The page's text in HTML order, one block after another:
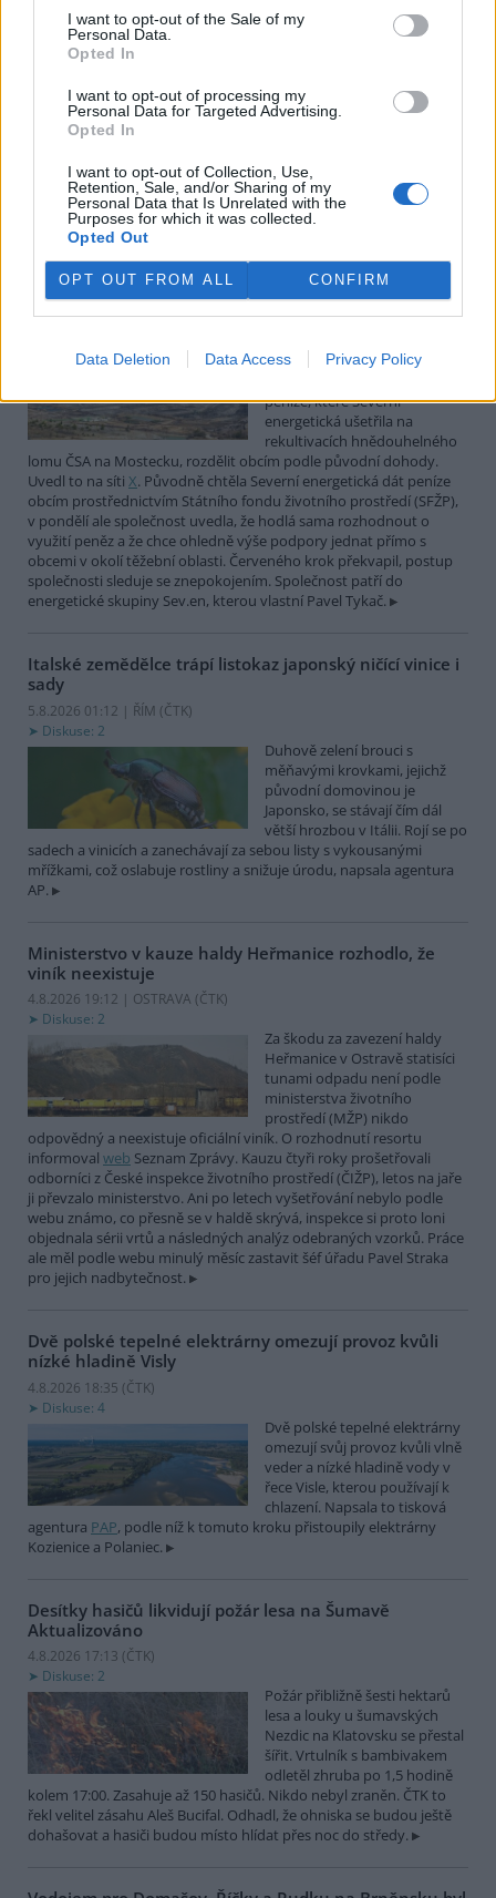
I want to opt-out of the Sale of my
Personal Data.
Opted In
I want to opt-out of processing my
Personal Data for Targeted Advertising.
Opted In
I want to opt-out of Collection, Use,
Retention, Sale, and/or Sharing of my
Personal Data that Is Unrelated with the
Purposes for which it was collected.
Opted Out
OPT OUT FROM ALL CONFIRM
Data Deletion Data Access Privacy Policy
5.8.2026 10:26 | PARDUBICE (ČTK)
Diskuse: 1
průtoků a suchého počasí
vyschl. Městský obvod VI chce
Povodí Labe. Organizace ale požadavek odmítla s tím, že údržbu
dělala už v červnu a další zásah v tuto chvíli neplánuje, zjistila ČTK.
Červený chce peníze ušetřené za rekultivaci rozdělit
obcím podle původní dohody
5.8.2026 01:29 (ČTK)
Ministr životního prostředí
peníze, které Severní
energetická ušetřila na
rekultivacích hnědouhelného
lomu ČSA na Mostecku, rozdělit obcím podle původní dohody.
Uvedl to na síti X. Původně chtěla Severní energetická dát peníze
obcím prostřednictvím Státního fondu životního prostředí (SFŽP),
v pondělí ale společnost uvedla, že hodlá sama rozhodnout o
využití peněz a že chce ohledně výše podpory jednat přímo s
obcemi v okolí těžební oblasti. Červeného krok překvapil, postup
společnosti sleduje se znepokojením. Společnost patří do
energetické skupiny Sev.en, kterou vlastní Pavel Tykač.
Italské zemědělce trápí listokaz japonský ničící vinice i
sady
5.8.2026 01:12 | ŘÍM (ČTK)
Diskuse: 2
Duhově zelení brouci s
měňavými krovkami, jejichž
původní domovinou je
Japonsko, se stávají čím dál
větší hrozbou v Itálii. Rojí se po
sadech a vinicích a zanechávají za sebou listy s vykousanými
mřížkami, což oslabuje rostliny a snižuje úrodu, napsala agentura
AP.
Ministerstvo v kauze haldy Heřmanice rozhodlo, že
viník neexistuje
4.8.2026 19:12 | OSTRAVA (ČTK)
Diskuse: 2
Za škodu za zavezení haldy
Heřmanice v Ostravě statisíci
tunami odpadu není podle
ministerstva životního
prostředí (MŽP) nikdo
odpovědný a neexistuje oficiální viník. O rozhodnutí resortu
informoval web Seznam Zprávy. Kauzu čtyři roky prošetřovali
odborníci z České inspekce životního prostředí (ČIŽP), letos na jaře
ji převzalo ministerstvo. Ani po letech vyšetřování nebylo podle
webu známo, co přesně se v haldě skrývá, inspekce si proto loni
objednala sérii vrtů a následných analýz odebraných vzorků. Práce
ale měl podle webu minulý měsíc zastavit šéf úřadu Pavel Straka
pro jejich nadbytečnost.
Dvě polské tepelné elektrárny omezují provoz kvůli
nízké hladině Visly
4.8.2026 18:35 (ČTK)
Diskuse: 4
Dvě polské tepelné elektrárny
omezují svůj provoz kvůli vlně
veder a nízké hladině vody v
řece Visle, kterou používají k
chlazení. Napsala to tisková
agentura PAP, podle níž k tomuto kroku přistoupily elektrárny
Kozienice a Polaniec.
Desítky hasičů likvidují požár lesa na Šumavě
Aktualizováno
4.8.2026 17:13 (ČTK)
Diskuse: 2
Požár přibližně šesti hektarů
lesa a louky u šumavských
Nezdic na Klatovsku se přestal
šířit. Vrtulník s bambivakem
odletěl zhruba po 1,5 hodině
kolem 17:00. Zasahuje až 150 hasičů. Nikdo nebyl zraněn. ČTK to
řekl velitel zásahu Aleš Bucifal. Odhadl, že ohniska se budou ještě
dohašovat a hasiči budou místo hlídat přes noc do středy.